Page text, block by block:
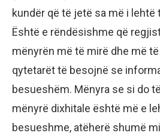
kundër që të jetë sa më i lehtë
Është e rëndësishme që
mënyrën më të mirë dhe më
qytetarët të besojnë se
besueshëm. Mënyra se si do
mënyrë dixhitale është më e
besueshme, atëherë shumë